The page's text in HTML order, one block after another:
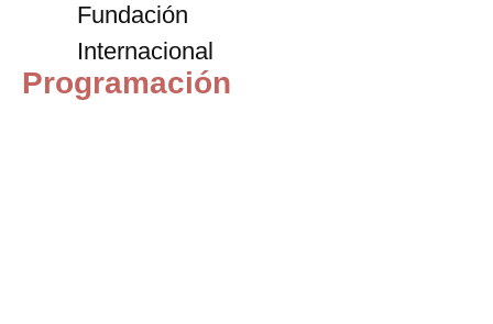
Fundación
Internacional
Programación